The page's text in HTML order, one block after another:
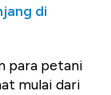
di
para petani
mulai dari